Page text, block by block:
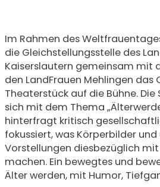
Im Rahmen des
die Gleichstellungsstelle des
Kaiserslautern gemeinsam mit
den LandFrauen Mehlingen das
Theaterstück auf die Bühne.
sich mit dem Thema
hinterfragt kritisch
fokussiert, was Körperbilder
Vorstellungen diesbezüglich
machen. Ein bewegtes und
Älter werden, mit Humor,